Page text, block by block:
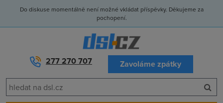
Do diskuse momentálně není možné vkládat příspěvky. Děkujeme za
pochopení.
277 270 707 Zavoláme zpátky